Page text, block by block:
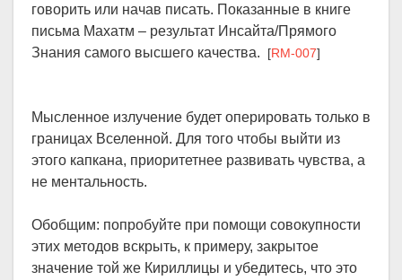
говорить или начав писать. Показанные в книге
письма Махатм – результат Инсайта/Прямого
Знания самого высшего качества. [RM-007]
Мысленное излучение будет оперировать только в
границах Вселенной. Для того чтобы выйти из
этого капкана, приоритетнее развивать чувства, а
не ментальность.
Обобщим: попробуйте при помощи совокупности
этих методов вскрыть, к примеру, закрытое
значение той же Кириллицы и убедитесь, что это